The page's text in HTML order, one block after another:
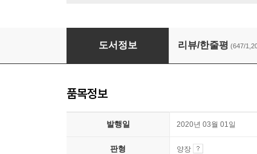
더 해빙 The Having (50만부 기념 리커버 에
도서정보 리뷰/한줄평 (647/
품목정보
발행일 2020년 03월 01일
판형 양장